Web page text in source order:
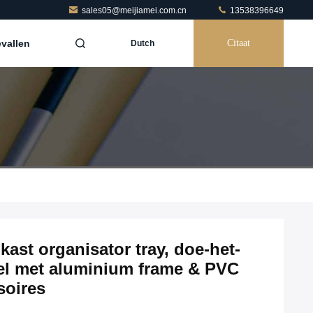
sales05@meijiamei.com.cn 13538396649
Dutch Citaat
organisator tray, doe-het-
met aluminium frame & PVC